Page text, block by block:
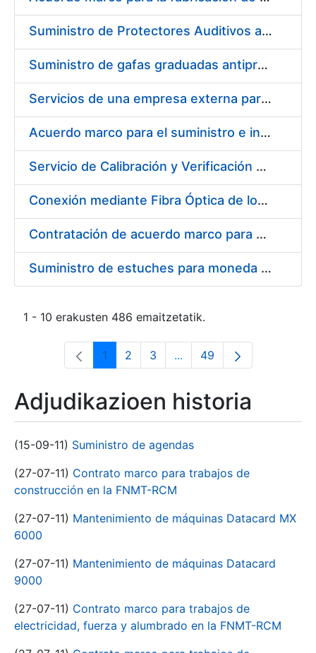
Suministro de Protectores Auditivos a medida para las personas trabajadoras de los Centros de Trabajo de Madrid y Burgos
Suministro de gafas graduadas antiproyecciones para los trabajadores de la FNMT-RCM en los centros de trabajo de Madrid y Burgos
Servicios de una empresa externa para el asesoramiento y resolución de los recursos de alzada que se presentan relacionados con procesos de selección para la FNMT-RCM
Acuerdo marco para el suministro e instalación de persianas, estores y otros complementos
Servicio de Calibración y Verificación Externa de los Equipos de Medición del Servicio de Prevención de la FNMT-RCM
Conexión mediante Fibra Óptica de los Centros de Proceso de Datos (CPDs) de las sedes de la FNMT-RCM de Burgos y Madrid
Contratación de acuerdo marco para el Suministro de Material de Electricidad para la Fábrica Nacional de Moneda y Timbre-Real Casa de la Moneda en su centro de trabajo de Burgos
Suministro de estuches para moneda de 30 €
1 - 10 erakusten 486 emaitzetatik.
Orrialdea
1 Orrialdea
2 Orrialdea
3 ...Intermediate Pages Use
Orrialdea
49
Adjudikazioen historia
(15-09-11) Suministro de agendas
(27-07-11) Contrato marco para trabajos de
construcción en la FNMT-RCM
(27-07-11) Mantenimiento de máquinas Datacard MX
6000
(27-07-11) Mantenimiento de máquinas Datacard
9000
(27-07-11) Contrato marco para trabajos de
electricidad, fuerza y alumbrado en la FNMT-RCM